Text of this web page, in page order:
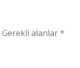
Gerekli alanlar*